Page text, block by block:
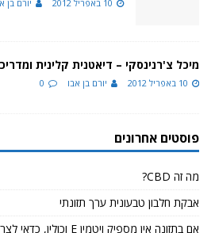
10 באפריל 2012 יורם בן
מיכל צ'רנינסקי – דיאטנית קלינית
10 באפריל 2012 יורם בן אבו 0
פוסטים אחרונים
מה זה CBD?
אבקת חלבון טבעונית ערך תזונתי
אם בתזונה אין מספיק ויטמין E וכולין, כדאי לצרוך תוספים שלהם להשלמה